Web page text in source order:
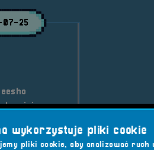
07-25
drugiej
z nami na
wykorzystuje pliki cookie
pliki cookie, aby analizować